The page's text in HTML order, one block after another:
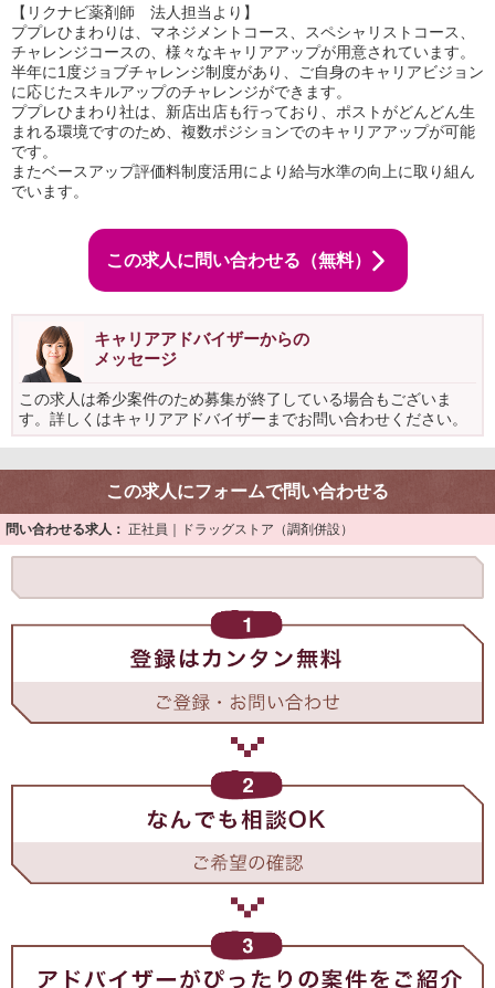
【リクナビ薬剤師 法人担当より】
ププレひまわりは、マネジメントコース、スペシャリストコース、
チャレンジコースの、様々なキャリアアップが用意されています。
半年に1度ジョブチャレンジ制度があり、ご自身のキャリアビジョン
に応じたスキルアップのチャレンジができます。
ププレひまわり社は、新店出店も行っており、ポストがどんどん生
まれる環境ですのため、複数ポジションでのキャリアアップが可能
です。
またベースアップ評価料制度活用により給与水準の向上に取り組ん
でいます。
この求人に問い合わせる（無料）
キャリアアドバイザーからの
メッセージ
この求人は希少案件のため募集が終了している場合もございま
す。詳しくはキャリアアドバイザーまでお問い合わせください。
この求人にフォームで問い合わせる
問い合わせる求人： 正社員｜ドラッグストア（調剤併設）